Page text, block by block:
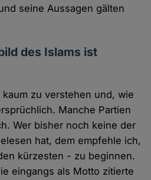
seine Aussagen gälten
des Islams ist
zu verstehen und, wie
Manche Partien
Wer bisher noch keine der
hat, dem empfehle ich,
kürzesten - zu beginnen.
eingangs als Motto zitierte